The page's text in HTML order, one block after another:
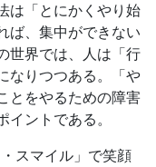
は「とにかくやり始
ば、集中ができない
世界では、人は「行
なりつつある。「や
とをやるための障害
ントである。
スマイル」で笑顔